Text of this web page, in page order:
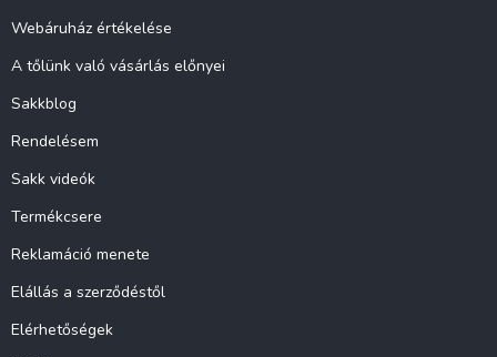
Webáruház értékelése
A tőlünk való vásárlás előnyei
Sakkblog
Rendelésem
Sakk videók
Termékcsere
Reklamáció menete
Elállás a szerződéstől
Elérhetőségek